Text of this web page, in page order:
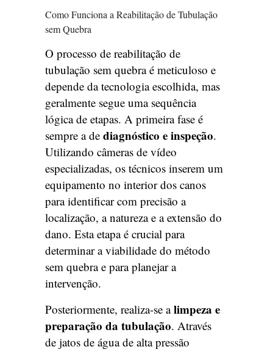
Como Funciona a Reabilitação de Tubulação
sem Quebra
O processo de reabilitação de
tubulação sem quebra é meticuloso e
depende da tecnologia escolhida, mas
geralmente segue uma sequência
lógica de etapas. A primeira fase é
sempre a de diagnóstico e inspeção.
Utilizando câmeras de vídeo
especializadas, os técnicos inserem um
equipamento no interior dos canos
para identificar com precisão a
localização, a natureza e a extensão do
dano. Esta etapa é crucial para
determinar a viabilidade do método
sem quebra e para planejar a
intervenção.
Posteriormente, realiza-se alimpeza e
preparação da tubulação. Através
de jatos de água de alta pressão